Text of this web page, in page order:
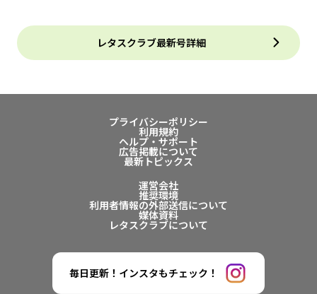
レタスクラブ最新号詳細
プライバシーポリシー
利用規約
ヘルプ・サポート
広告掲載について
最新トピックス
運営会社
推奨環境
利用者情報の外部送信について
媒体資料
レタスクラブについて
毎日更新！インスタもチェック！